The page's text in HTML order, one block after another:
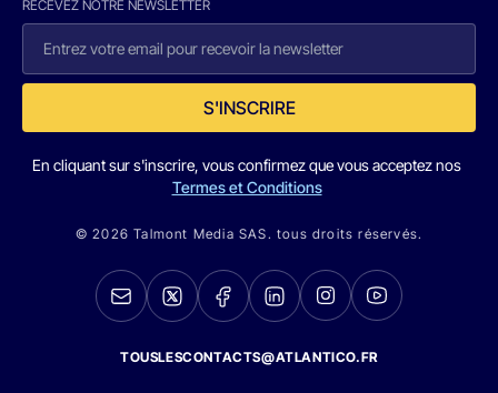
RECEVEZ NOTRE NEWSLETTER
S'INSCRIRE
En cliquant sur s'inscrire, vous confirmez que vous acceptez nos
Termes et Conditions
© 2026 Talmont Media SAS. tous droits réservés.
TOUSLESCONTACTS@ATLANTICO.FR